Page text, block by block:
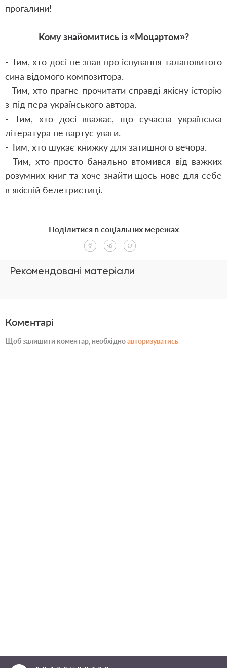
прогалини!
Кому знайомитись із «Моцартом»?
- Тим, хто досі не знав про існування талановитого
сина відомого композитора.
- Тим, хто прагне прочитати справді якісну історію
з-під пера українського автора.
- Тим, хто досі вважає, що сучасна українська
література не вартує уваги.
- Тим, хто шукає книжку для затишного вечора.
- Тим, хто просто банально втомився від важких
розумних книг та хоче знайти щось нове для себе
в якісній белетристиці.
Рекомендовані матеріали
Поділитися в соціальних мережах
Коментарі
Щоб залишити коментар, необхідноавторизуватись